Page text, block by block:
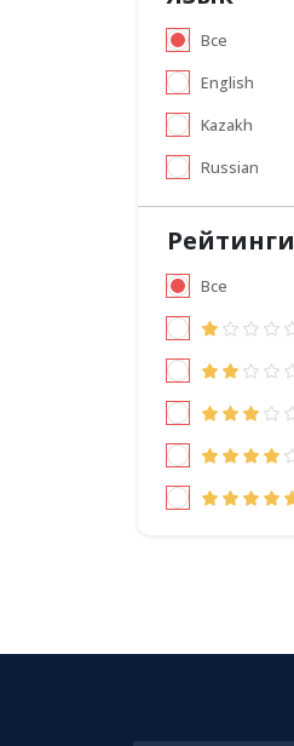
Все
English
Kazakh
Russian
Рейтинги
Все